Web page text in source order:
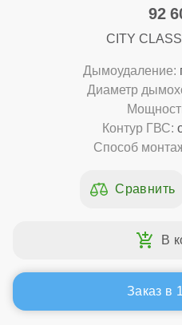
92
CITY
Дымоудаление:
Диаметр
Контур ГВС:
Способ
Заказ в